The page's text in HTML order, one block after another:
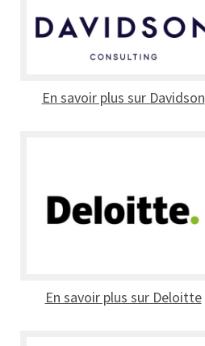
En savoir plus sur Davidson
En savoir plus sur Deloitte